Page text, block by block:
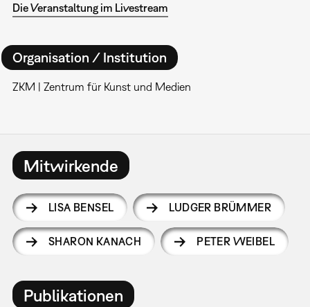
Die Veranstaltung im Livestream
Organisation / Institution
ZKM | Zentrum für Kunst und Medien
Mitwirkende
LISA BENSEL LUDGER BRÜMMER
SHARON KANACH PETER WEIBEL
Publikationen